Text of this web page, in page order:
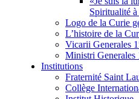
Spiritualité à
Logo de la Curie
L’histoire de la
Vicarii Generales
Ministri Generales
Institutions
Fraternité Saint
Collège